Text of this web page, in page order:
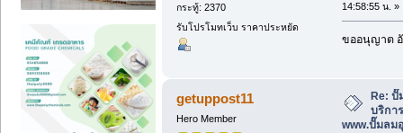
กระทู้: 2370
รับโปรโมทเว็บ ราคาประหยัด
14:58:55 น. »
ขออนุญาต
getuppost11
Hero Member
Re:
บริกา
www.ปั๊มลม